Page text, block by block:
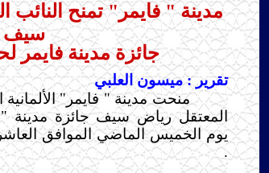
مدينة " فايمر" تمنح
سيف
جائزة مدينة فايمر
تقرير : ميسون العلبي
منحت مدينة " فايمر"
المعتقل رياض سيف جائزة مدينة "
.